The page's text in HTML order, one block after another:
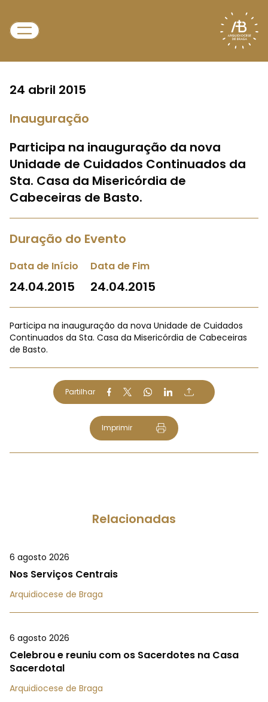
24 abril 2015
Inauguração
Participa na inauguração da nova
Unidade de Cuidados Continuados da
Sta. Casa da Misericórdia de
Cabeceiras de Basto.
Duração do Evento
Data de Início
24.04.2015
Data de Fim
24.04.2015
Participa na inauguração da nova Unidade de Cuidados
Continuados da Sta. Casa da Misericórdia de Cabeceiras
de Basto.
Partilhar
Imprimir
Relacionadas
6 agosto 2026
Nos Serviços Centrais
Arquidiocese de Braga
6 agosto 2026
Celebrou e reuniu com os Sacerdotes na Casa
Sacerdotal
Arquidiocese de Braga